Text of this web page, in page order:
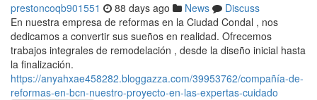
prestoncoqb901551 88 days ago News
Discuss
En nuestra empresa de reformas en la Ciudad Condal , nos
dedicamos a convertir sus sueños en realidad. Ofrecemos
trabajos integrales de remodelación , desde la diseño inicial hasta
la finalización.
https://anyahxae458282.bloggazza.com/39953762/compañía-de-
reformas-en-bcn-nuestro-proyecto-en-las-expertas-cuidado